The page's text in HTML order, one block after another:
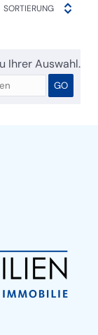
SORTIERUNG
Ihrer Auswahl.